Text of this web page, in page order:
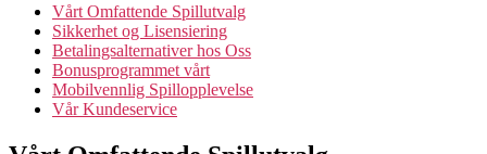
Vårt Omfattende Spillutvalg
Sikkerhet og Lisensiering
Betalingsalternativer hos Oss
Bonusprogrammet vårt
Mobilvennlig Spillopplevelse
Vår Kundeservice